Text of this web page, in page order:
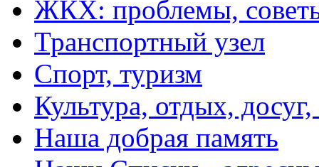
ЖКХ: проблемы,
Транспортный узел
Спорт, туризм
Культура, отдых,
Наша добрая память